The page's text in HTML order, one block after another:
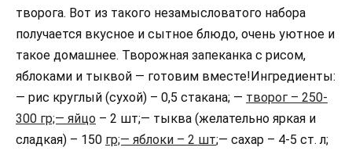
творога. Вот из такого незамысловатого набора
получается вкусное и сытное блюдо, очень уютное и
такое домашнее. Творожная запеканка с рисом,
яблоками и тыквой — готовим вместе!Ингредиенты:
— рис круглый (сухой) – 0,5 стакана; — творог – 250-
300 гр;— яйцо – 2 шт;— тыква (желательно яркая и
сладкая) – 150 гр;— яблоки – 2 шт;— сахар – 4-5 ст. л;